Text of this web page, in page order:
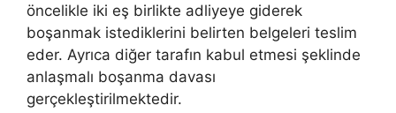
öncelikle iki eş birlikte adliyeye giderek
boşanmak istediklerini belirten belgeleri teslim
eder. Ayrıca diğer tarafın kabul etmesi şeklinde
anlaşmalı boşanma davası
gerçekleştirilmektedir.